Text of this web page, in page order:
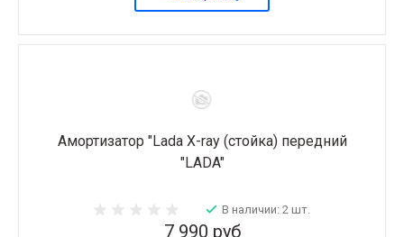
Амортизатор "Lada X-ray (стойка) передний
"LADA"
В наличии: 2 шт.
7 990 руб